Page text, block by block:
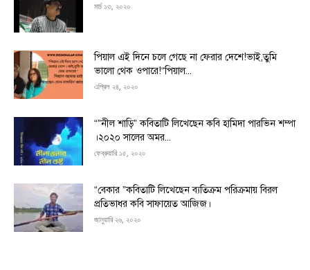
মার্চ ১৩, ২০২০
পিয়াল এই দিনে চলে গেছে না ফেরার দেশে!ভাই,তুমি
ভালো থেক ওপারে!“পিয়াল...
এপ্রিল ২৪, ২০২০
“”নীল শাড়ি” কবিতাটি লিখেছেন কবি হামিদা পারভিন শম্পা
।২০২০ সালের অমর...
ফেব্রুয়ারি ১৫, ২০২০
“বেকার ”কবিতাটি লিখেছেন ব্যতিক্রম পরিক্রমায় বিরল
প্রতিভাধর কবি সাফায়েত আজিজ।
জানুয়ারি ২৬, ২০২০